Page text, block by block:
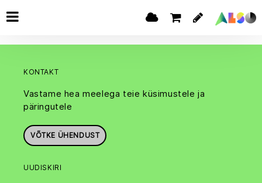
KONTAKT
Vastame hea meelega teie küsimustele ja
päringutele
VÕTKE ÜHENDUST
UUDISKIRI